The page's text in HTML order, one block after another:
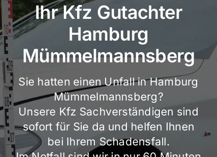
Ihr Kfz Gutachter
Hamburg
Mümmelmannsberg
Sie hatten einen Unfall in Hamburg
Mümmelmannsberg?
Unsere Kfz Sachverständigen sind
sofort für Sie da und helfen Ihnen
bei Ihrem Schadensfall.